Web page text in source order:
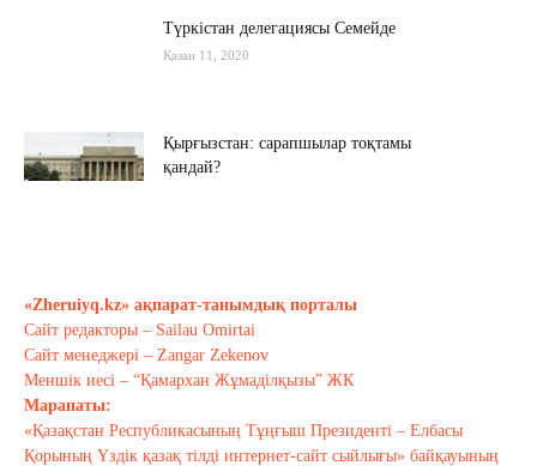
Түркістан делегациясы Семейде
Қазан 11, 2020
Қырғызстан: сарапшылар тоқтамы
қандай?
Тағы оқу
«Zheruiyq.kz» ақпарат-танымдық порталы
Сайт редакторы – Sailau Omirtai
Сайт менеджері – Zangar Zekenov
Меншік иесі – “Қамархан Жұмаділқызы” ЖК
Марапаты:
«Қазақстан Республикасының Тұңғыш Президенті – Елбасы
Қорының Үздік қазақ тілді интернет-сайт сыйлығы» байқауының